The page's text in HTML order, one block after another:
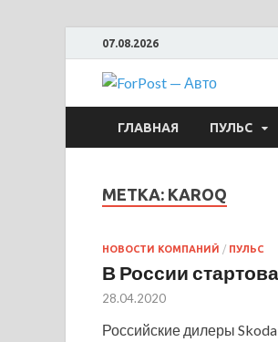
07.08.2026
ГЛАВНАЯ ПУЛЬС
МЕТКА: KAROQ
НОВОСТИ КОМПАНИЙ / ПУЛЬС
В России
28.04.2020
Российские дилеры